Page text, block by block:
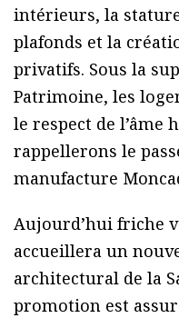
intérieurs, la
plafonds et la
privatifs. Sous la
Patrimoine, les
le respect de l’âme
rappellerons le
manufacture
Aujourd’hui friche
accueillera un
architectural de la
promotion est